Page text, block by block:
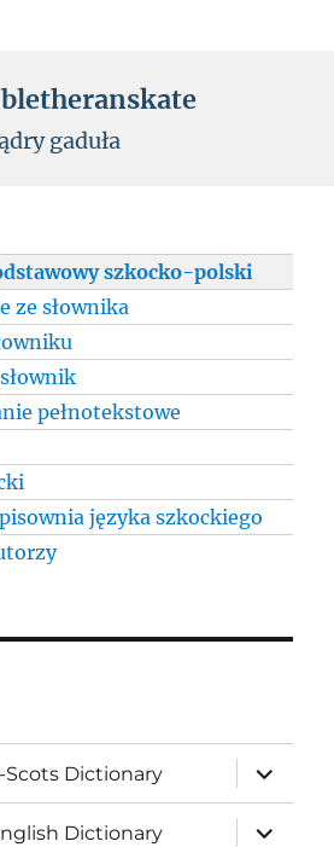
bletheranskate
gaduła
szkocko-polski
ze słownika
pełnotekstowe
języka szkockiego
Dictionary
expand
child
menu
Dictionary
expand